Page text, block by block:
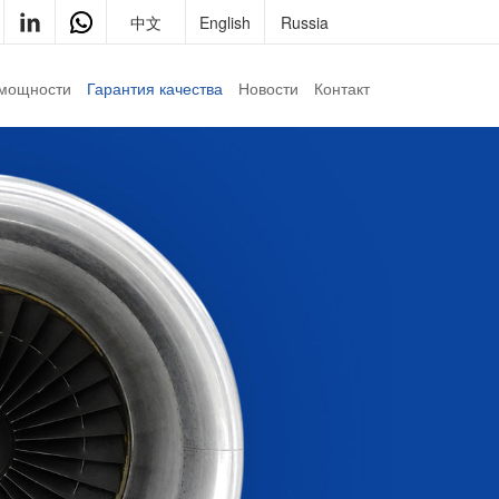
中文 English Russia
Гарантия качества
Испытательное оборудование
Новости Контакт